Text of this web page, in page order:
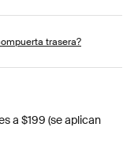
trasera?
a $199 (se aplican